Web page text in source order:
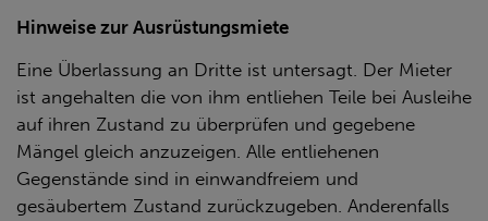
Hinweise zur Ausrüstungsmiete
Eine Überlassung an Dritte ist untersagt. Der Mieter
ist angehalten die von ihm entliehen Teile bei Ausleihe
auf ihren Zustand zu überprüfen und gegebene
Mängel gleich anzuzeigen. Alle entliehenen
Gegenstände sind in einwandfreiem und
gesäubertem Zustand zurückzugeben. Anderenfalls